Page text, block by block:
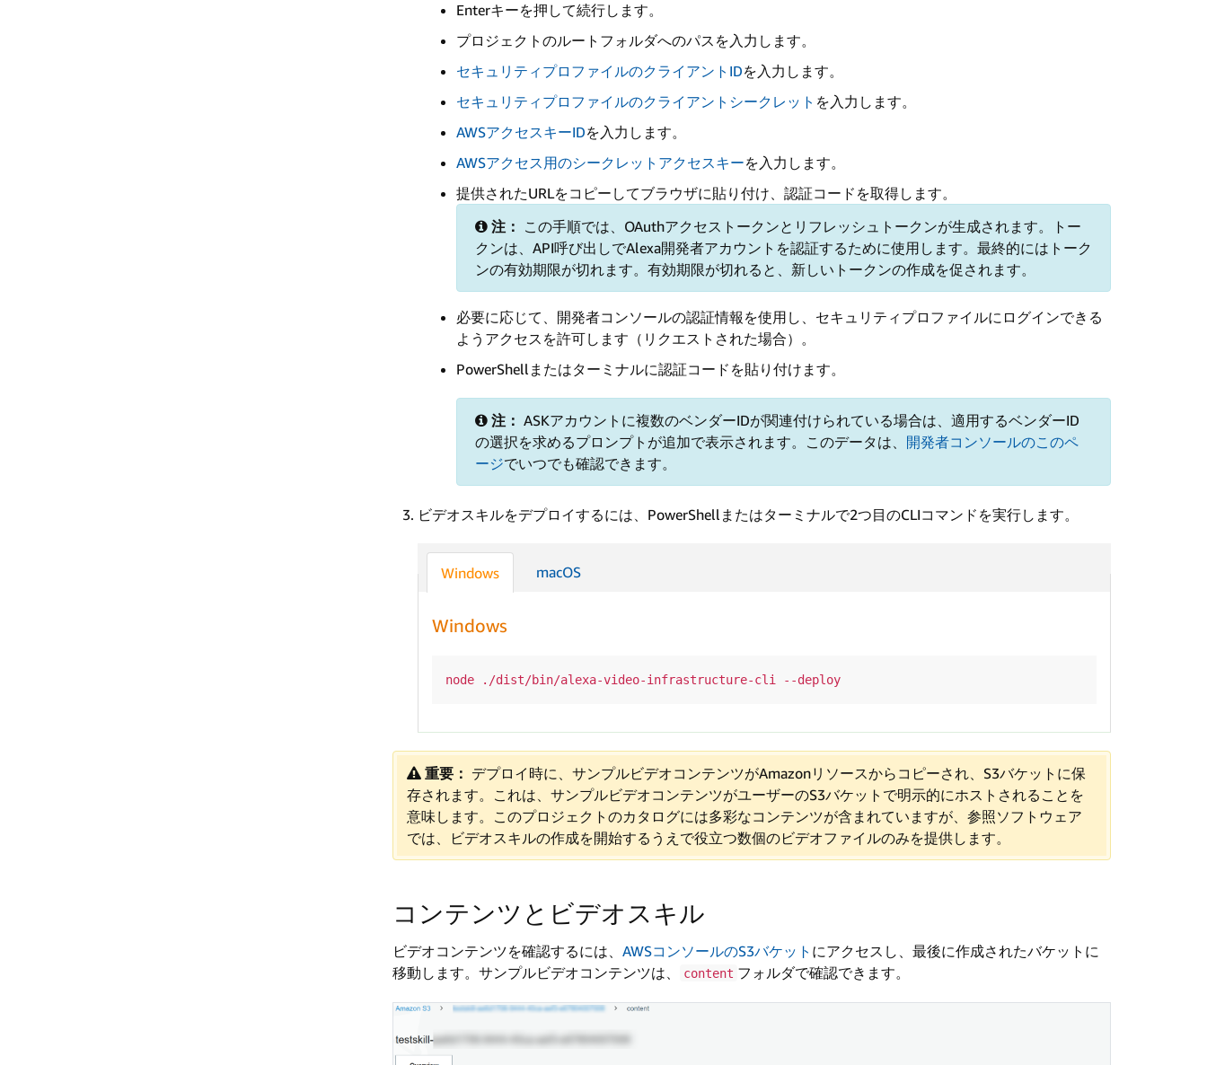
Enterキーを押して続行します。
プロジェクトのルートフォルダへのパスを入力します。
セキュリティプロファイルのクライアントIDを入力します。
セキュリティプロファイルのクライアントシークレット を入力します。
AWSアクセスキーIDを入力します。
AWSアクセス用のシークレットアクセスキーを入力します。
提供されたURLをコピーしてブラウザに貼り付け、認証コードを取得します。
注： この手順では、OAuthアクセストークンとリフレッシュトークンが生成されます。トー
クンは、API呼び出しでAlexa開発者アカウントを認証するために使用します。最終的にはトーク
ンの有効期限が切れます。有効期限が切れると、新しいトークンの作成を促されます。
必要に応じて、開発者コンソールの認証情報を使用し、セキュリティプロファイルにログインできる
ようアクセスを許可します（リクエストされた場合）。
PowerShellまたはターミナルに認証コードを貼り付けます。
注： ASKアカウントに複数のベンダーIDが関連付けられている場合は、適用するベンダーID
の選択を求めるプロンプトが追加で表示されます。このデータは、 開発者コンソールのこのペ
ージでいつでも確認できます。
ビデオスキルをデプロイするには、PowerShellまたはターミナルで2つ目のCLIコマンドを実行します。
Windows macOS
Windows
重要： デプロイ時に、サンプルビデオコンテンツがAmazonリソースからコピーされ、S3バケットに保
存されます。これは、サンプルビデオコンテンツがユーザーのS3バケットで明示的にホストされることを
意味します。このプロジェクトのカタログには多彩なコンテンツが含まれていますが、参照ソフトウェア
では、ビデオスキルの作成を開始するうえで役立つ数個のビデオファイルのみを提供します。
コンテンツとビデオスキル
ビデオコンテンツを確認するには、 AWSコンソールのS3バケット にアクセスし、最後に作成されたバケットに
移動します。サンプルビデオコンテンツは、
content フォルダで確認できます。